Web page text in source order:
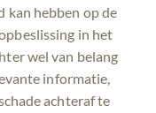
kan hebben op de
in het
wel van belang
informatie,
achteraf te